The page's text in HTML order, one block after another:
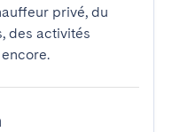
privé, du
des activités